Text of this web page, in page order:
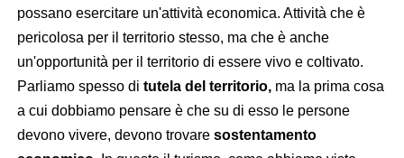
possano esercitare un'attività economica. Attività che è
pericolosa per il territorio stesso, ma che è anche
un'opportunità per il territorio di essere vivo e coltivato.
Parliamo spesso di tutela del territorio,ma la prima cosa
a cui dobbiamo pensare è che su di esso le persone
devono vivere, devono trovare sostentamento